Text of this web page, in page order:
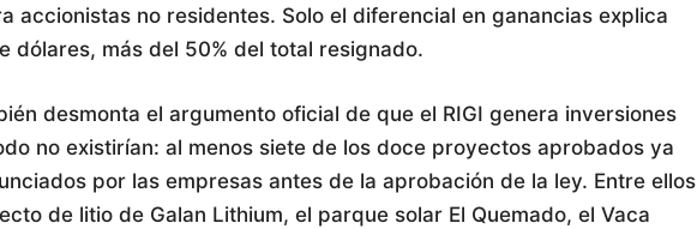
accionistas no residentes. Solo el diferencial en ganancias explica
dólares, más del 50% del total resignado.
desmonta el argumento oficial de que el RIGI genera inversiones
no existirían: al menos siete de los doce proyectos aprobados ya
por las empresas antes de la aprobación de la ley. Entre ellos
de litio de Galan Lithium, el parque solar El Quemado, el Vaca